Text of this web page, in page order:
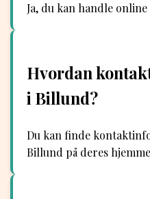
Ja, du kan handle
Hvordan
i Billund?
Du kan finde
Billund på deres